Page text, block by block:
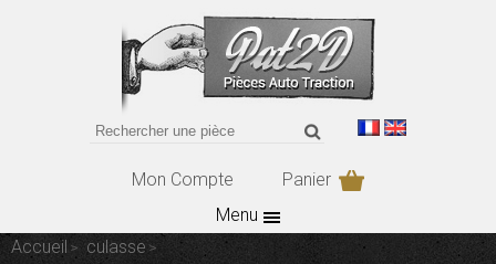
Mon Compte
Panier
Menu
Accueil
culasse